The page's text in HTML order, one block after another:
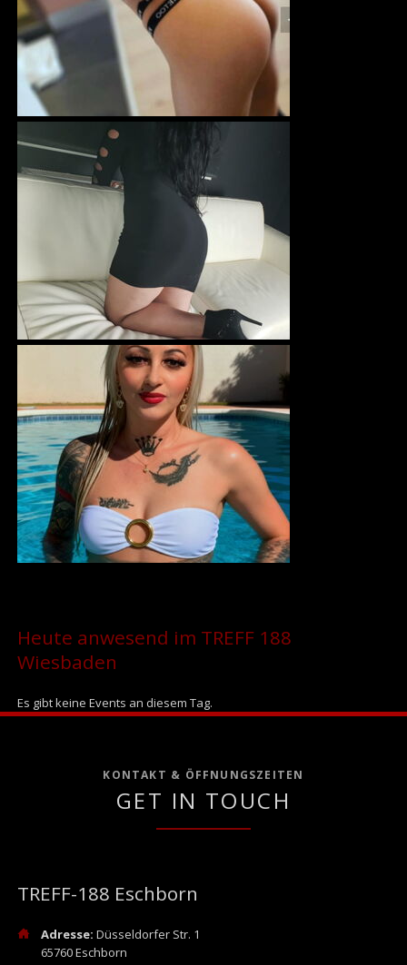
Heute anwesend im TREFF 188
Wiesbaden
Es gibt keine Events an diesem Tag.
KONTAKT & ÖFFNUNGSZEITEN
GET IN TOUCH
TREFF-188 Eschborn
Adresse: Düsseldorfer Str. 1
65760 Eschborn